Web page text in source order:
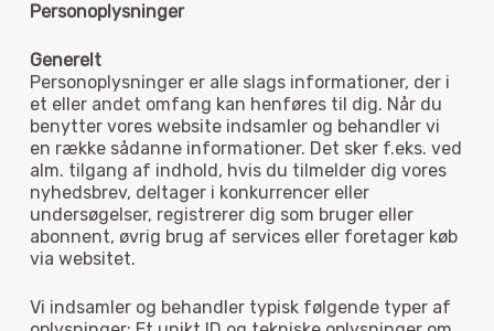
Personoplysninger
Generelt
Personoplysninger er alle slags informationer, der i
et eller andet omfang kan henføres til dig. Når du
benytter vores website indsamler og behandler vi
en række sådanne informationer. Det sker f.eks. ved
alm. tilgang af indhold, hvis du tilmelder dig vores
nyhedsbrev, deltager i konkurrencer eller
undersøgelser, registrerer dig som bruger eller
abonnent, øvrig brug af services eller foretager køb
via websitet.
Vi indsamler og behandler typisk følgende typer af